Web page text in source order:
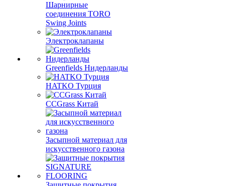
Шарнирные
соединения TORO
Swing Joints
Электроклапаны
Greenfields Нидерланды
HATKO Турция
CCGrass Китай
Засыпной материал для
искусственного газона